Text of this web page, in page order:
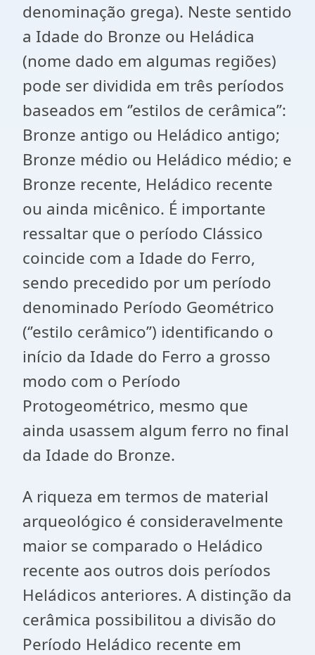
denominação grega). Neste sentido
a Idade do Bronze ou Heládica
(nome dado em algumas regiões)
pode ser dividida em três períodos
baseados em ‘’estilos de cerâmica’’:
Bronze antigo ou Heládico antigo;
Bronze médio ou Heládico médio; e
Bronze recente, Heládico recente
ou ainda micênico. É importante
ressaltar que o período Clássico
coincide com a Idade do Ferro,
sendo precedido por um período
denominado Período Geométrico
(‘’estilo cerâmico’’) identificando o
início da Idade do Ferro a grosso
modo com o Período
Protogeométrico, mesmo que
ainda usassem algum ferro no final
da Idade do Bronze.
A riqueza em termos de material
arqueológico é consideravelmente
maior se comparado o Heládico
recente aos outros dois períodos
Heládicos anteriores. A distinção da
cerâmica possibilitou a divisão do
Período Heládico recente em